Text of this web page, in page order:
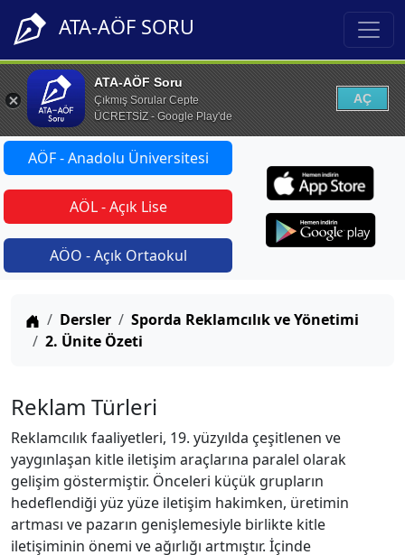
ATA-AÖF SORU
ATA-AÖF Soru
Çıkmış Sorular Cepte
ÜCRETSİZ - Google Play'de
AÇ
AÖF - Anadolu Üniversitesi
AÖL - Açık Lise
AÖO - Açık Ortaokul
Anasayfa
Dersler
Sporda Reklamcılık ve Yönetimi
2. Ünite Özeti
Reklam Türleri
Reklamcılık faaliyetleri, 19. yüzyılda çeşitlenen ve
yaygınlaşan kitle iletişim araçlarına paralel olarak
gelişim göstermiştir. Önceleri küçük grupların
hedeflendiği yüz yüze iletişim hakimken, üretimin
artması ve pazarın genişlemesiyle birlikte kitle
iletişiminin önemi ve ağırlığı artmıştır. İçinde